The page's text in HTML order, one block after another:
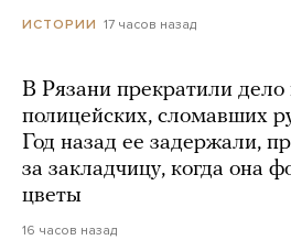
ИСТОРИИ 17 часов назад
В Рязани прекратили дело
полицейских, сломавших
Год назад ее задержали,
за закладчицу, когда она
цветы
16 часов назад